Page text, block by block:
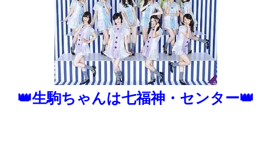
👑生駒ちゃんは七福神・センター👑